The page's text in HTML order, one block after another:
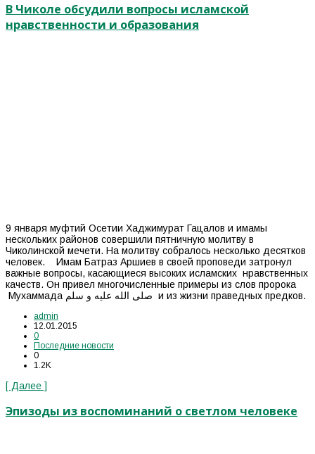
В Чиколе обсудили вопросы исламской
нравственности и образования
9 января муфтий Осетии Хаджимурат Гацалов и имамы
нескольких районов совершили пятничную молитву в
Чиколинской мечети. На молитву собралось несколько десятков
человек. Имам Батраз Аршиев в своей проповеди затронул
важные вопросы, касающиеся высоких исламских нравственных
качеств. Он привел многочисленные примеры из слов пророка
Мухаммада صلى الله عليه و سلم и из жизни праведных предков.
admin
12.01.2015
0
Последние новости
0
1.2K
[ Далее ]
Эпизоды из воспоминаний о светлом человеке